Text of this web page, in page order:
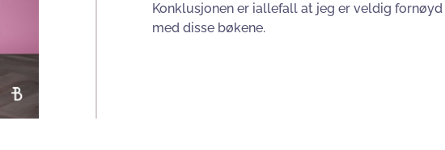
Konklusjonen er iallefall at jeg er veldig fornøyd
med disse bøkene.